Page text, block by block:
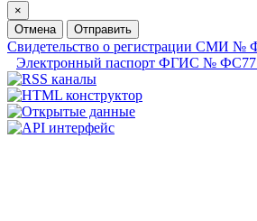
×
Отмена
Отправить
Свидетельство о регистрации СМИ №
Электронный паспорт ФГИС №